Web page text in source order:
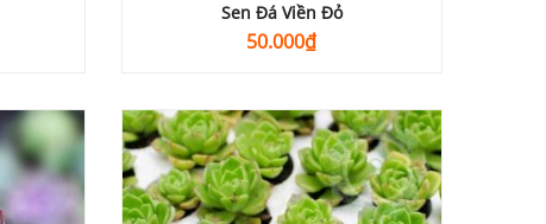
Sen Đá Viền Đỏ
50.000₫